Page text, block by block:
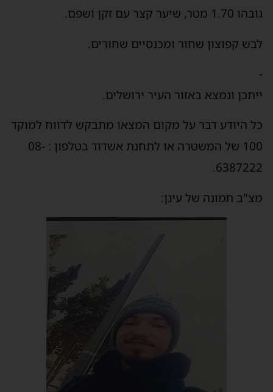
גובהו 1.70 מטר, שיער קצר עם זקן ושפם.
לבש קפוצון שחור ומכנסיים שחורים.
-
ייתכן ונמצא באזור העיר ירושלים.
כל היודע דבר על מקום המצאו מתבקש לדווח למוקד
100 של המשטרה או לתחנת אשדוד בטלפון : 08-
6387222.
מצ"ב תמונה של עינן: